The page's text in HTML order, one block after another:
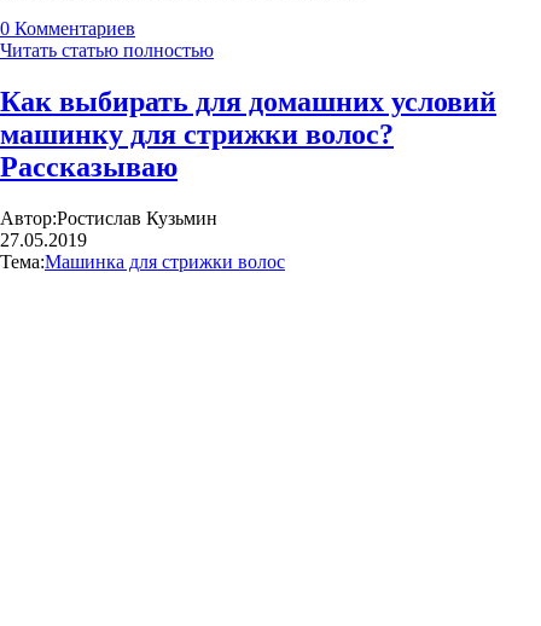
0 Комментариев
Читать статью полностью
Как выбирать для домашних условий
машинку для стрижки волос?
Рассказываю
Автор:Ростислав Кузьмин
27.05.2019
Тема:Машинка для стрижки волос